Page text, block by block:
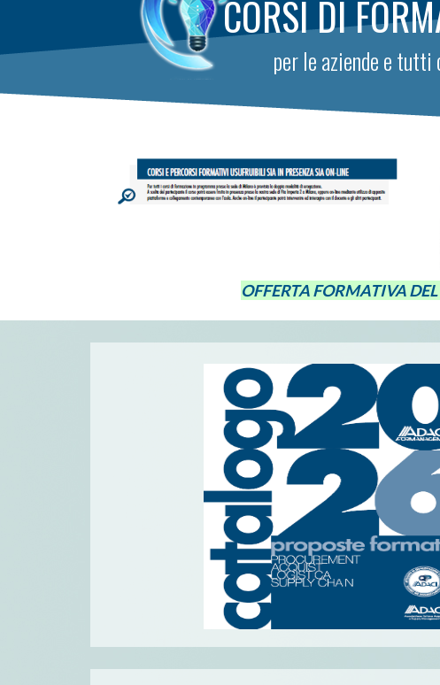
CORSI DI
per le aziende e tutti
OFFERTA FORMATIVA